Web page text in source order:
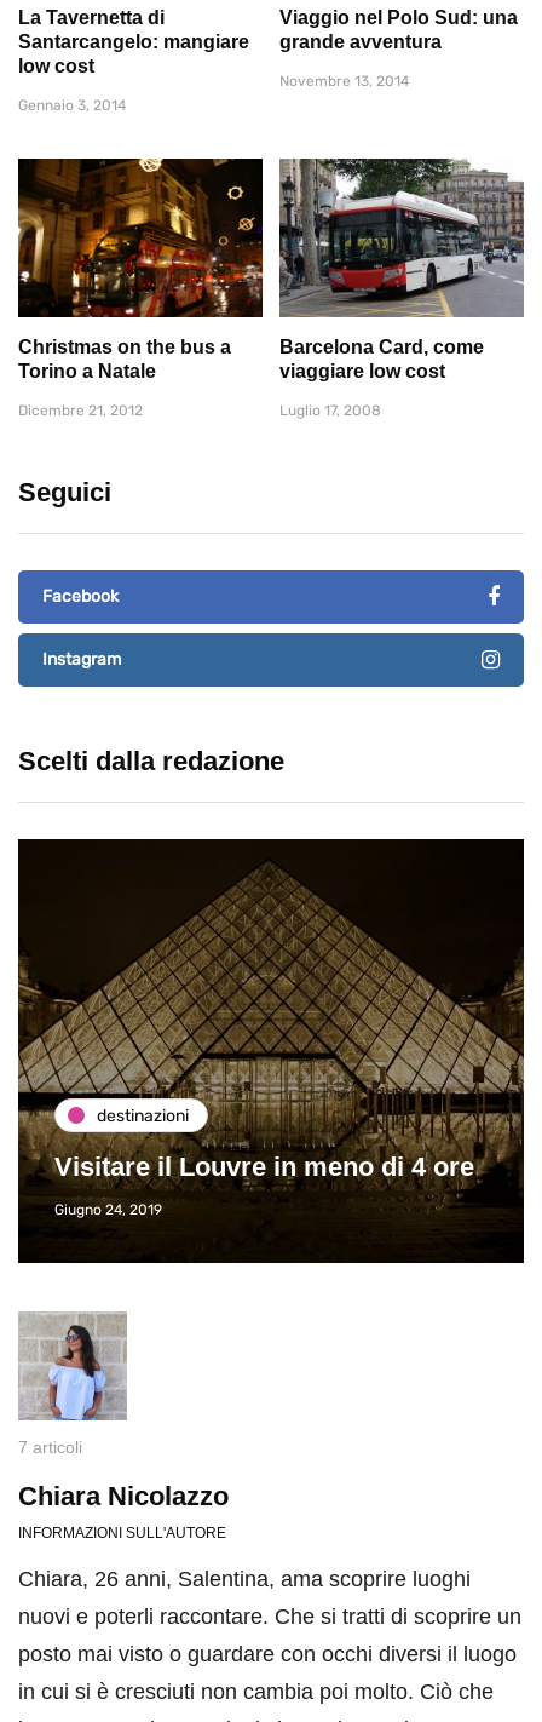
La Tavernetta di
Santarcangelo: mangiare
low cost
Gennaio 3, 2014
Viaggio nel Polo Sud: una
grande avventura
Novembre 13, 2014
Christmas on the bus a
Torino a Natale
Dicembre 21, 2012
Barcelona Card, come
viaggiare low cost
Luglio 17, 2008
Seguici
Facebook
Instagram
Scelti dalla redazione
destinazioni
Visitare il Louvre in meno di 4 ore
Giugno 24, 2019
7 articoli
Chiara Nicolazzo
INFORMAZIONI SULL'AUTORE
Chiara, 26 anni, Salentina, ama scoprire luoghi
nuovi e poterli raccontare. Che si tratti di scoprire un
posto mai visto o guardare con occhi diversi il luogo
in cui si è cresciuti non cambia poi molto. Ciò che